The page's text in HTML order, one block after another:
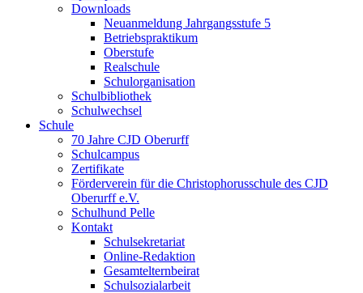
Downloads
Neuanmeldung Jahrgangsstufe 5
Betriebspraktikum
Oberstufe
Realschule
Schulorganisation
Schulbibliothek
Schulwechsel
Schule
70 Jahre CJD Oberurff
Schulcampus
Zertifikate
Förderverein für die Christophorusschule des CJD
Oberurff e.V.
Schulhund Pelle
Kontakt
Schulsekretariat
Online-Redaktion
Gesamtelternbeirat
Schulsozialarbeit